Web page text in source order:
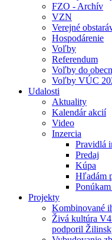
FZO - Archív
VZN
Verejné
Hospodárenie
Voľby
Referendum
Voľby do
Voľby VÚC
Udalosti
Aktuality
Kalendár akcií
Video
Inzercia
Pravidlá
Predaj
Kúpa
Hľadám
Projekty
Kombinované
Živá kultúra
podporil